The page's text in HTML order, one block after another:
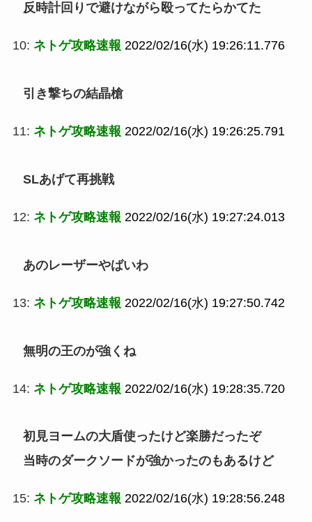
反時計回りで避けながら殴ってたらかてた
10: ネトゲ攻略速報 2022/02/16(水) 19:26:11.776
引き撃ちの結晶槍
11: ネトゲ攻略速報 2022/02/16(水) 19:26:25.791
SLあげて再挑戦
12: ネトゲ攻略速報 2022/02/16(水) 19:27:24.013
あのレーザーやばいわ
13: ネトゲ攻略速報 2022/02/16(水) 19:27:50.742
無明の王のが強くね
14: ネトゲ攻略速報 2022/02/16(水) 19:28:35.720
初見ヨームの大盾使ったけど楽勝だったぞ
当時のダークソードが強かったのもあるけど
15: ネトゲ攻略速報 2022/02/16(水) 19:28:56.248